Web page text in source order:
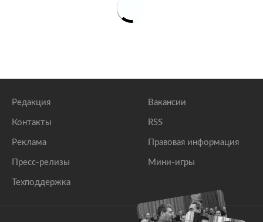
Редакция
Контакты
Реклама
Пресс-релизы
Техподдержка
Вакансии
RSS
Правовая информация
Мини-игры